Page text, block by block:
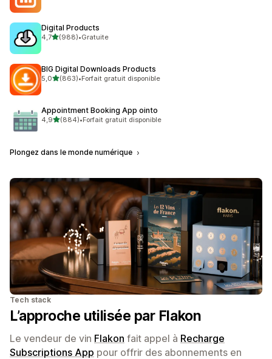
Digital Products
4,7étoile(s) sur 5
(988)
988 avis au total
•Gratuite
BIG Digital Downloads Products
5,0étoile(s) sur 5
(863)
863 avis au total
•Forfait gratuit disponible
Appointment Booking App ointo
4,9étoile(s) sur 5
(884)
884 avis au total
•Forfait gratuit disponible
Plongez dans le monde numérique
Tech stack
L’approche utilisée par Flakon
Le vendeur de vin Flakon fait appel à Recharge
Subscriptions App pour offrir des abonnements en